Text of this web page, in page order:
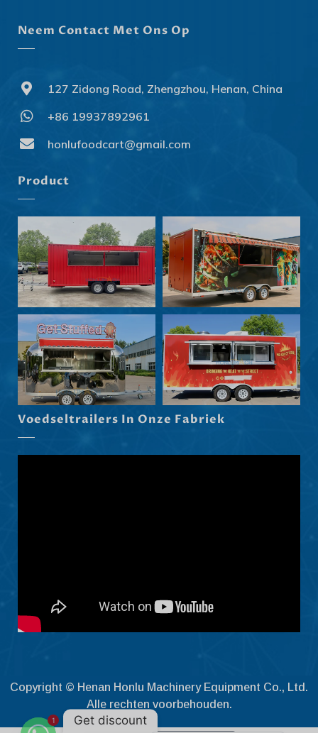
Neem Contact Met Ons Op
127 Zidong Road, Zhengzhou, Henan, China
+86 19937892961
honlufoodcart@gmail.com
Product
Voedseltrailers In Onze Fabriek
Copyright © Henan Honlu Machinery Equipment Co., Ltd.
Alle rechten voorbehouden.
English
Español
Français
Italiano
Português
Slovenščina
Latviešu valoda
Dansk
Hrvatski
Српски језик
Norsk nynorsk
Maori
Eesti
Български
Slovenčina
1 Get discount